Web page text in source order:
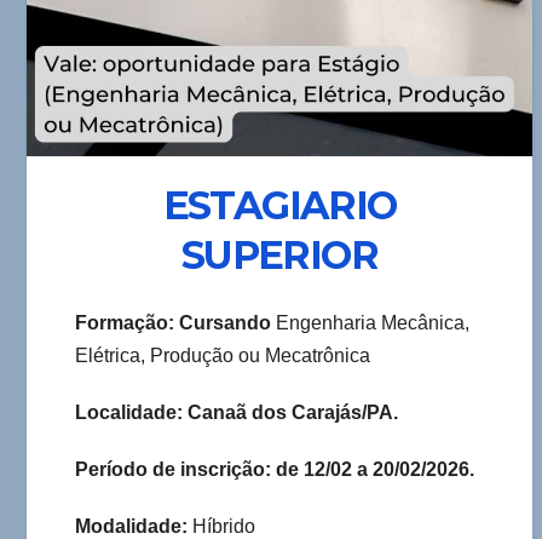
ESTAGIARIO
SUPERIOR
Formação: Cursando Engenharia Mecânica,
Elétrica, Produção ou Mecatrônica
Localidade: Canaã dos Carajás/PA.
Período de inscrição: de 12/02 a 20/02/2026.
Modalidade: Híbrido